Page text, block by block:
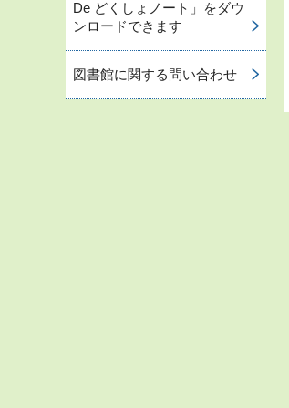
De どくしょノート」をダウ
ンロードできます
図書館に関する問い合わせ